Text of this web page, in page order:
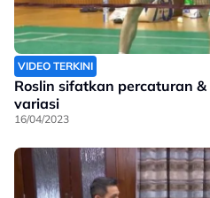
VIDEO TERKINI
Roslin sifatkan percaturan
variasi
16/04/2023